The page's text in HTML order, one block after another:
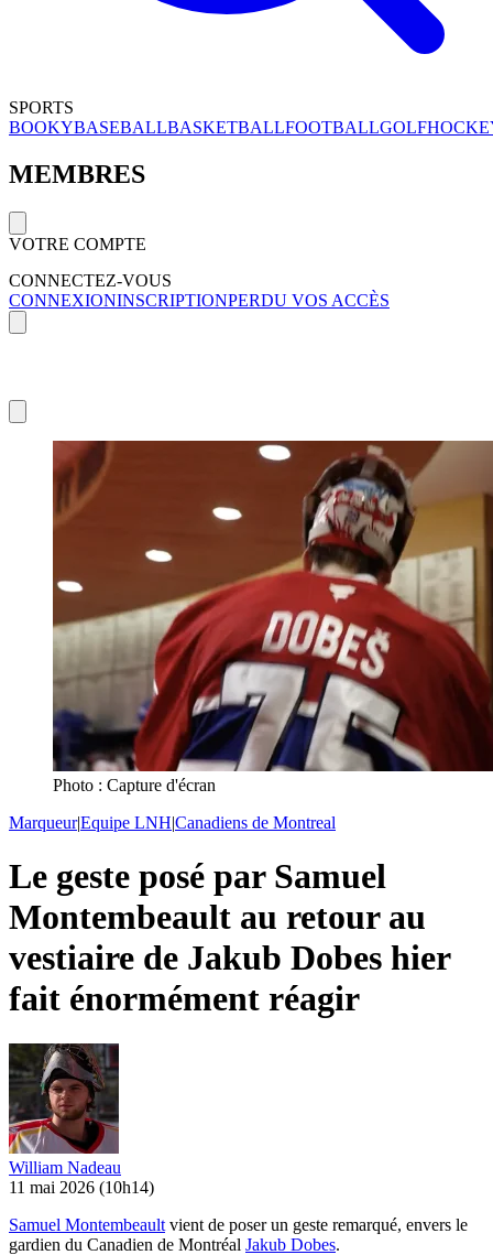
SPORTS
BOOKYBASEBALLBASKETBALLFOOTBALLGOLF
MEMBRES
VOTRE COMPTE
CONNECTEZ-VOUS
CONNEXIONINSCRIPTIONPERDU VOS ACCÈS
Photo : Capture d'écran
Marqueur|Equipe LNH|Canadiens de Montreal
Le geste posé par Samuel
Montembeault au retour au
vestiaire de Jakub Dobes hier
fait énormément réagir
William Nadeau
11 mai 2026 (10h14)
Samuel Montembeault vient de poser un geste remarqué, envers le
gardien du Canadien de Montréal Jakub Dobes.